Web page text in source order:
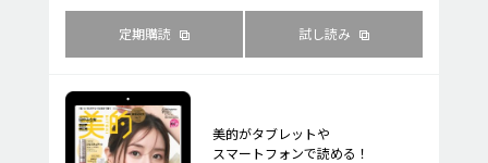
定期購読 試し読み
美的がタブレットや
スマートフォンで読める！